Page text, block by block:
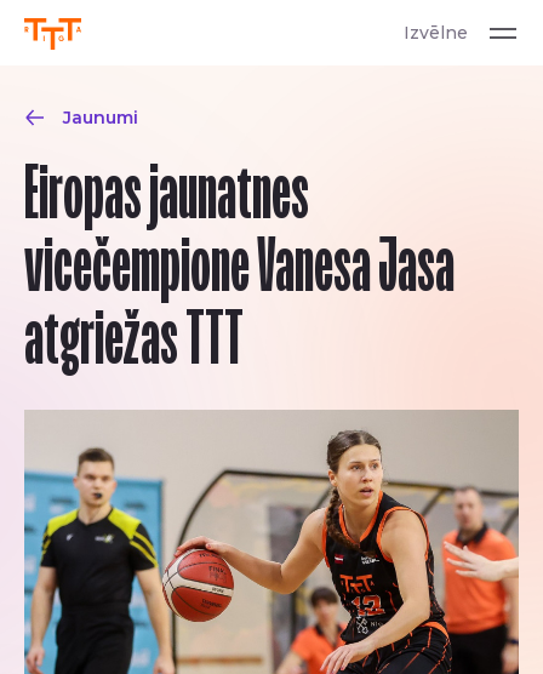
Izvēlne
Jaunumi
Eiropas jaunatnes
vicečempione Vanesa Jasa
atgriežas TTT